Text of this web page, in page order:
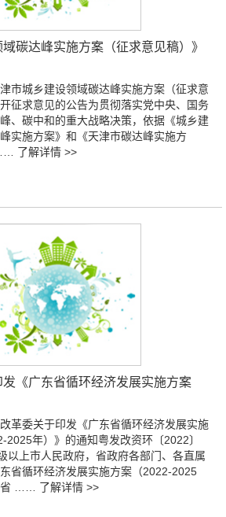
域碳达峰实施方案（征求意见稿）》
市城乡建设领域碳达峰实施方案（征求意
征求意见的公告为贯彻落实党中央、国务
、碳中和的重大战略决策，依据《城乡建
实施方案》和《天津市碳达峰实施方
了解详情 >>
《广东省循环经济发展实施方案
革委关于印发《广东省循环经济发展实施
2025年）》的通知粤发改资环〔2022〕
以上市人民政府，省政府各部门、各直属
省循环经济发展实施方案（2022-2025
省 …… 了解详情 >>